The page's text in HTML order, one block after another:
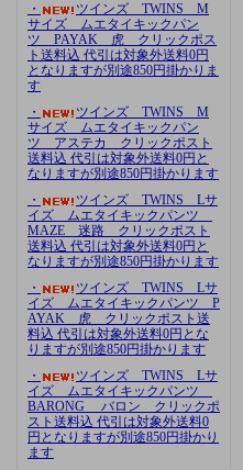
・
ツインズ TWINS M
サイズ ムエタイキックパン
ツ PAYAK 虎 クリックポス
ト送料込 代引は対象外送料0円
となりますが別途850円掛かりま
す
・
ツインズ TWINS M
サイズ ムエタイキックパン
ツ アステカ クリックポスト
送料込 代引は対象外送料0円と
なりますが別途850円掛かります
・
ツインズ TWINS Lサ
イズ ムエタイキックパンツ
MAZE 迷路 クリックポスト
送料込 代引は対象外送料0円と
なりますが別途850円掛かります
・
ツインズ TWINS Lサ
イズ ムエタイキックパンツ P
AYAK 虎 クリックポスト送
料込 代引は対象外送料0円とな
りますが別途850円掛かります
・
ツインズ TWINS Lサ
イズ ムエタイキックパンツ
BARONG バロン クリックポ
スト送料込 代引は対象外送料0
円となりますが別途850円掛かり
ます